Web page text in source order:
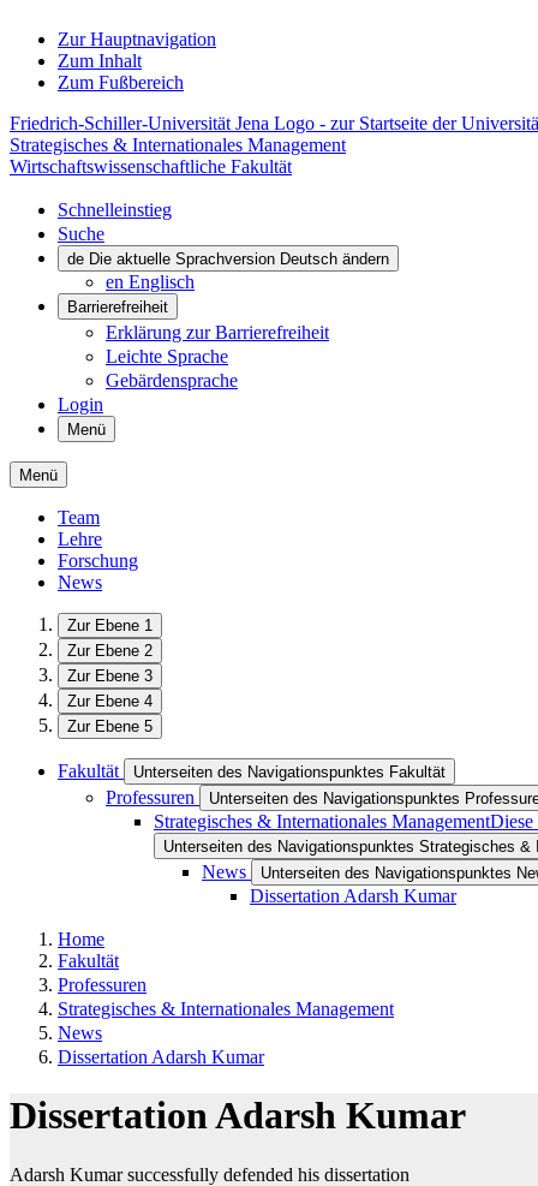
Zur Hauptnavigation
Zum Inhalt
Zum Fußbereich
Friedrich-Schiller-Universität Jena Logo - zur Startseite der
Strategisches & Internationales Management
Wirtschaftswissenschaftliche Fakultät
Schnelleinstieg
Suche
de Die aktuelle Sprachversion Deutsch ändern
en Englisch
Barrierefreiheit
Erklärung zur Barrierefreiheit
Leichte Sprache
Gebärdensprache
Login
Menü
Menü
Team
Lehre
Forschung
News
Zur Ebene 1
Zur Ebene 2
Zur Ebene 3
Zur Ebene 4
Zur Ebene 5
Fakultät Unterseiten des Navigationspunktes Fakultät
Professuren Unterseiten des Navigationspunktes
Strategisches & Internationales ManagementDiese
Unterseiten des Navigationspunktes Strategisches &
News Unterseiten des Navigationspunktes
Dissertation Adarsh Kumar
Home
Fakultät
Professuren
Strategisches & Internationales Management
News
Dissertation Adarsh Kumar
Dissertation Adarsh Kumar
Adarsh Kumar successfully defended his dissertation